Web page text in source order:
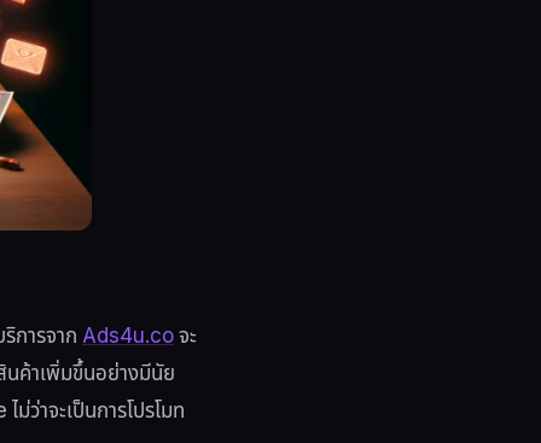
การจากAds4u.coจะ
นค้าเพิ่มขึ้นอย่างมีนัย
ว่าจะเป็นการโปรโมท